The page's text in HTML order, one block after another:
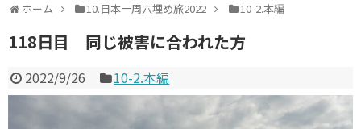
ホーム 10.日本一周穴埋め旅2022 10-2.本編
118日目 同じ被害に合われた方
2022/9/26 10-2.本編